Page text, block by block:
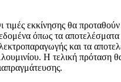
τιμές εκκίνησης θα
όπως τα αποτελέσματα
και τα
Η τελική πρόταση